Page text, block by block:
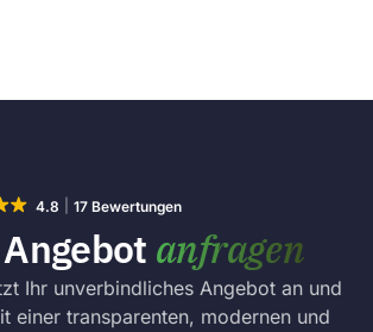
4.8 17 Bewertungen
anfragen
Ihr unverbindliches Angebot an und
einer transparenten, modernen und